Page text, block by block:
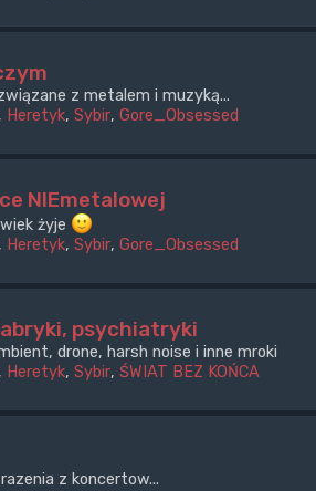
z metalem i muzyką...
, Heretyk, Sybir, Gore_Obsessed
NIEmetalowej
żyje
, Heretyk, Sybir, Gore_Obsessed
psychiatryki
drone, harsh noise i inne mroki
, Heretyk, Sybir, ŚWIAT BEZ KOŃCA
z koncertow...